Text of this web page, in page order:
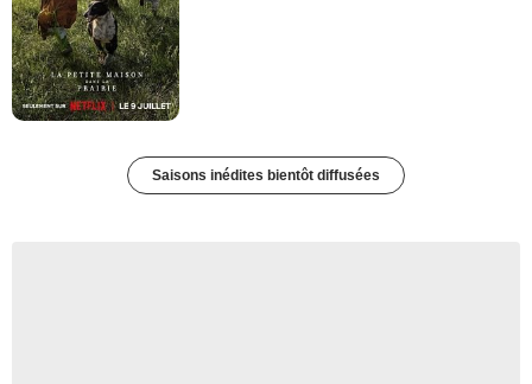
Saisons inédites bientôt diffusées